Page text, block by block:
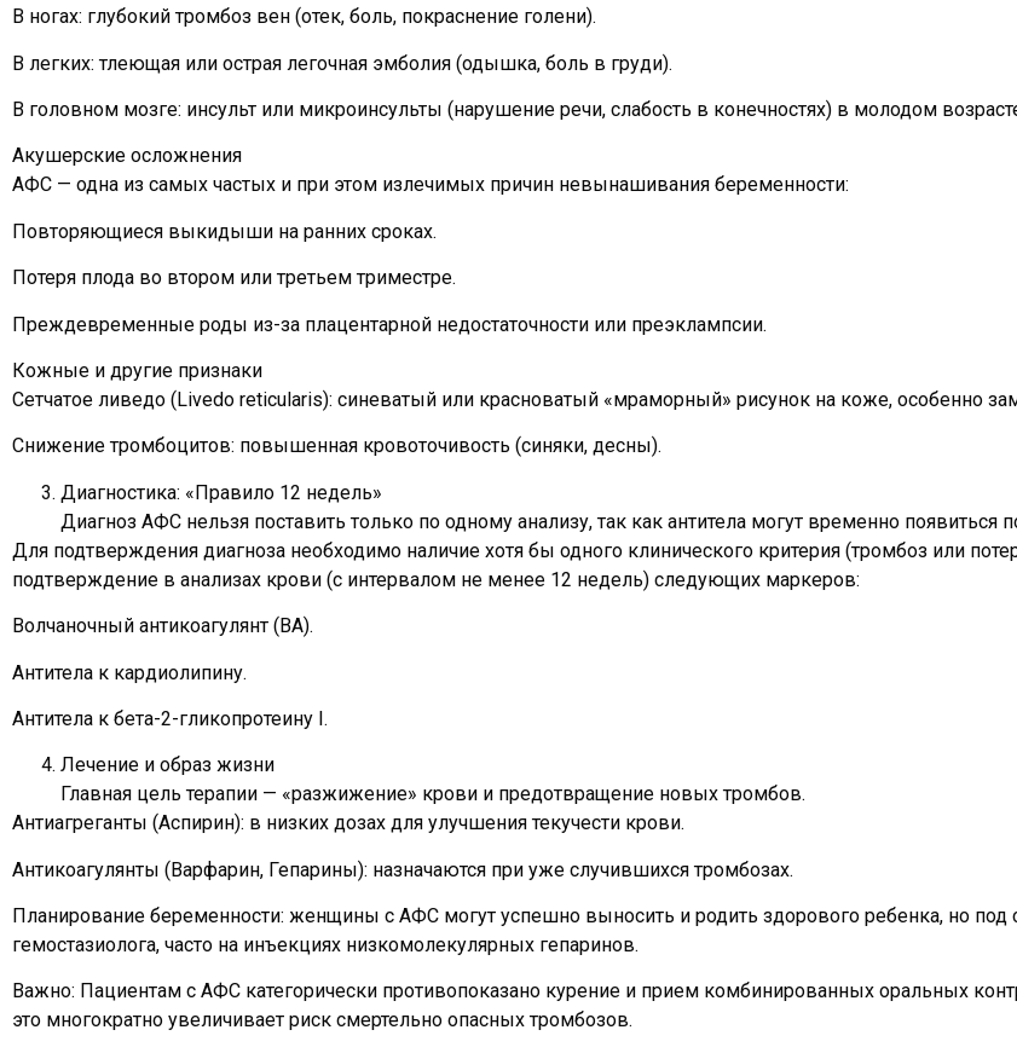
В ногах: глубокий тромбоз вен (отек, боль, покраснение голени).
В легких: тлеющая или острая легочная эмболия (одышка, боль в груди).
В головном мозге: инсульт или микроинсульты (нарушение речи, слабость в конечностях) в молодом
Акушерские осложнения
АФС — одна из самых частых и при этом излечимых причин невынашивания беременности:
Повторяющиеся выкидыши на ранних сроках.
Потеря плода во втором или третьем триместре.
Преждевременные роды из-за плацентарной недостаточности или преэклампсии.
Кожные и другие признаки
Сетчатое ливедо (Livedo reticularis): синеватый или красноватый «мраморный» рисунок на коже, особенно
Снижение тромбоцитов: повышенная кровоточивость (синяки, десны).
Диагностика: «Правило 12 недель»
Диагноз АФС нельзя поставить только по одному анализу, так как антитела могут временно появиться
Для подтверждения диагноза необходимо наличие хотя бы одного клинического критерия (тромбоз или
подтверждение в анализах крови (с интервалом не менее 12 недель) следующих маркеров:
Волчаночный антикоагулянт (ВА).
Антитела к кардиолипину.
Антитела к бета-2-гликопротеину I.
Лечение и образ жизни
Главная цель терапии — «разжижение» крови и предотвращение новых тромбов.
Антиагреганты (Аспирин): в низких дозах для улучшения текучести крови.
Антикоагулянты (Варфарин, Гепарины): назначаются при уже случившихся тромбозах.
Планирование беременности: женщины с АФС могут успешно выносить и родить здорового ребенка, но под
гемостазиолога, часто на инъекциях низкомолекулярных гепаринов.
Важно: Пациентам с АФС категорически противопоказано курение и прием комбинированных оральных
это многократно увеличивает риск смертельно опасных тромбозов.